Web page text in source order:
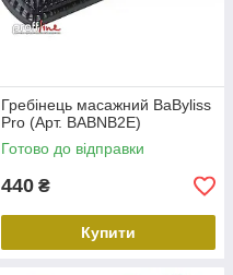
Гребінець масажний BaByliss
Pro (Арт. BABNB2E)
Готово до відправки
440 ₴
Купити